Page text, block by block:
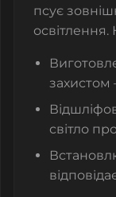
псує
освітлення.
захистом
світло